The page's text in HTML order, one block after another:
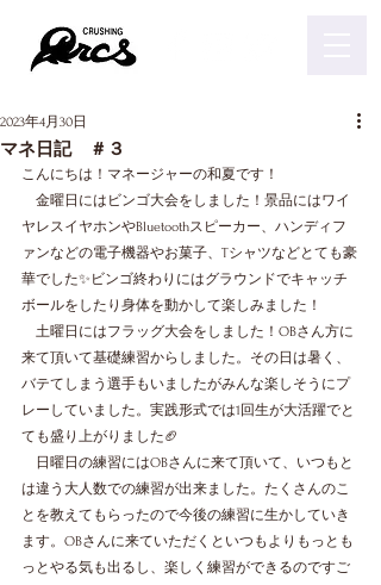
マネ日記 ＃３
2023年4月30日
こんにちは！マネージャーの和夏です！
金曜日にはビンゴ大会をしました！景品にはワイ
ヤレスイヤホンやBluetoothスピーカー、ハンディフ
ァンなどの電子機器やお菓子、Tシャツなどとても豪
華でした✨ビンゴ終わりにはグラウンドでキャッチ
ボールをしたり身体を動かして楽しみました！
土曜日にはフラッグ大会をしました！OBさん方に
来て頂いて基礎練習からしました。その日は暑く、
バテてしまう選手もいましたがみんな楽しそうにプ
レーしていました。実践形式では1回生が大活躍でと
ても盛り上がりました🏈
日曜日の練習にはOBさんに来て頂いて、いつもと
は違う大人数での練習が出来ました。たくさんのこ
とを教えてもらったので今後の練習に生かしていき
ます。OBさんに来ていただくといつもよりもっとも
っとやる気も出るし、楽しく練習ができるのですご